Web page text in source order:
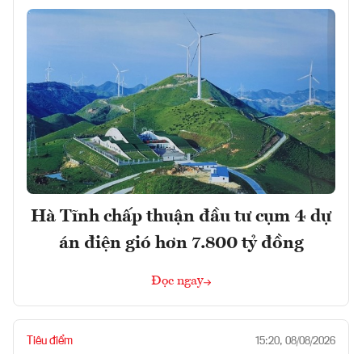
Hà Tĩnh chấp thuận đầu tư cụm 4 dự
án điện gió hơn 7.800 tỷ đồng
Đọc ngay
Tiêu điểm 15:20, 08/08/2026